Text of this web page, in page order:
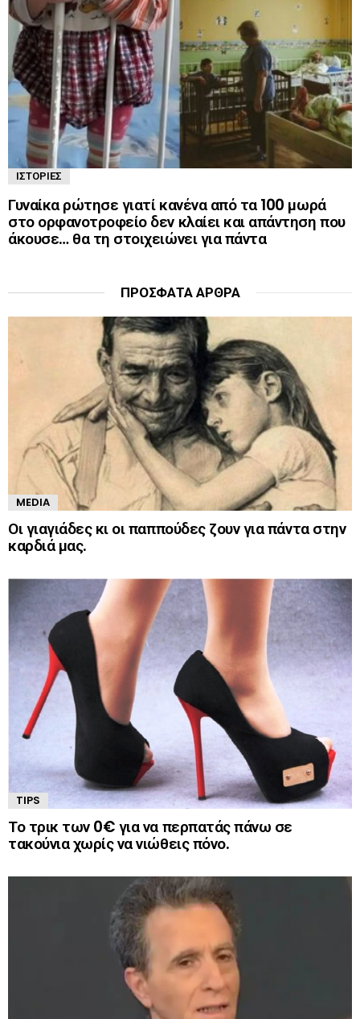
ΙΣΤΟΡΊΕΣ
Γυναίκα ρώτησε γιατί κανένα από τα 100 μωρά
στο ορφανοτροφείο δεν κλαίει και απάντηση που
άκουσε… θα τη στοιχειώνει για πάντα
ΠΡΌΣΦΑΤΑ ΆΡΘΡΑ
MEDIA
Οι γιαγιάδες κι οι παππούδες ζουν για πάντα στην
καρδιά μας.
TIPS
Το τρικ των 0€ για να περπατάς πάνω σε
τακούνια χωρίς να νιώθεις πόνο.